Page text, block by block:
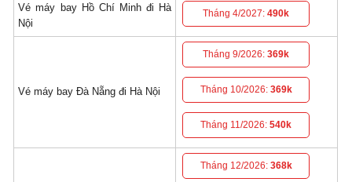
Vé máy bay Hồ Chí Minh đi Hà
Nội
Tháng 4/2027:490k
Vé máy bay Đà Nẵng đi Hà Nội
Tháng 9/2026:369k
Tháng 10/2026: 369k
Tháng 11/2026:540k
Tháng 12/2026: 368k